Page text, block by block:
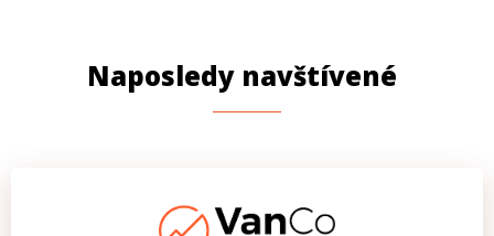
Naposledy navštívené